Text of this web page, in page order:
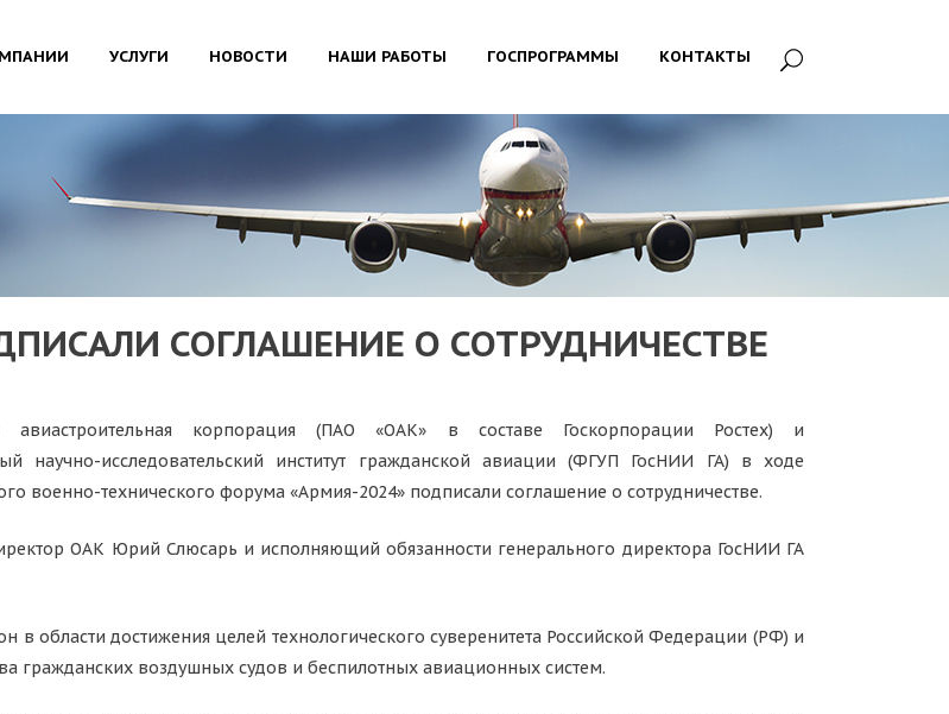
УСЛУГИ НОВОСТИ НАШИ РАБОТЫ ГОСПРОГРАММЫ КОНТАКТЫ
СОГЛАШЕНИЕ О СОТРУДНИЧЕСТВЕ
авиастроительная корпорация (ПАО «ОАК» в составе Госкорпорации Ростех) и
научно-исследовательский институт гражданской авиации (ФГУП ГосНИИ ГА) в ходе
военно-технического форума «Армия-2024» подписали соглашение о сотрудничестве.
ОАК Юрий Слюсарь и исполняющий обязанности генерального директора ГосНИИ ГА
в области достижения целей технологического суверенитета Российской Федерации (РФ) и
гражданских воздушных судов и беспилотных авиационных систем.